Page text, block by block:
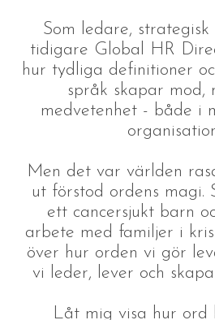
Som ledare,
tidigare Global HR
hur tydliga definitioner
språk skapar mod,
medvetenhet - både i
Men det var världen
ut förstod ordens magi.
ett cancersjukt barn
arbete med familjer i
över hur orden vi gör
vi leder, lever och
Låt mig visa hur ord